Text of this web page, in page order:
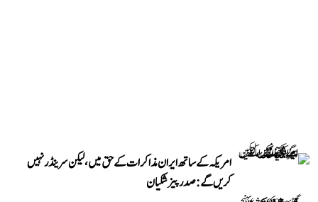
امریکہ کے ساتھ ایران مذاکرات کے حق میں، لیکن سرینڈر نہیں
کریں گے: صدر پیزشکیان